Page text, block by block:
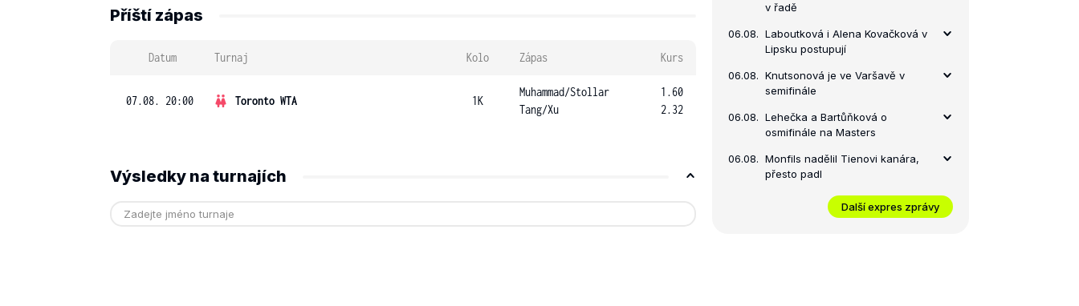
Příští zápas
Datum Turnaj Kolo Zápas Kurs
07.08. 20:00 Toronto WTA 1K
Muhammad/Stollar
Tang/Xu
1.60
2.32
Výsledky na turnajích
v řadě
06.08. Laboutková i Alena Kovačková v
Lipsku postupují
06.08. Knutsonová je ve Varšavě v
semifinále
06.08. Lehečka a Bartůňková o
osmifinále na Masters
06.08. Monfils nadělil Tienovi kanára,
přesto padl
Další expres zprávy